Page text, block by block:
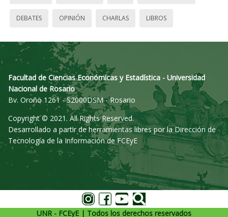
DEBATES OPINIÓN CHARLAS LIBROS
Facultad de Ciencias Económicas y Estadística - Universidad
Nacional de Rosario
Bv. Oroño 1261 - S2000DSM - Rosario
Copyright © 2021. All Rights Reserved.
Desarrollado a partir de herramientas libres por la Dirección de
Tecnología de la Información de FCEyE
UNR - FCEyE | Todos los derechos reservados